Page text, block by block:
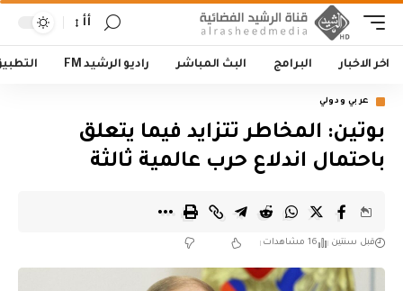
أأ
اخر الاخبار البرامج البث المباشر راديو الرشيد FM
عربي ودولي
بوتين: المخاطر تتزايد فيما يتعلق
باحتمال اندلاع حرب عالمية ثالثة
قبل سنتين 16 مشاهدات